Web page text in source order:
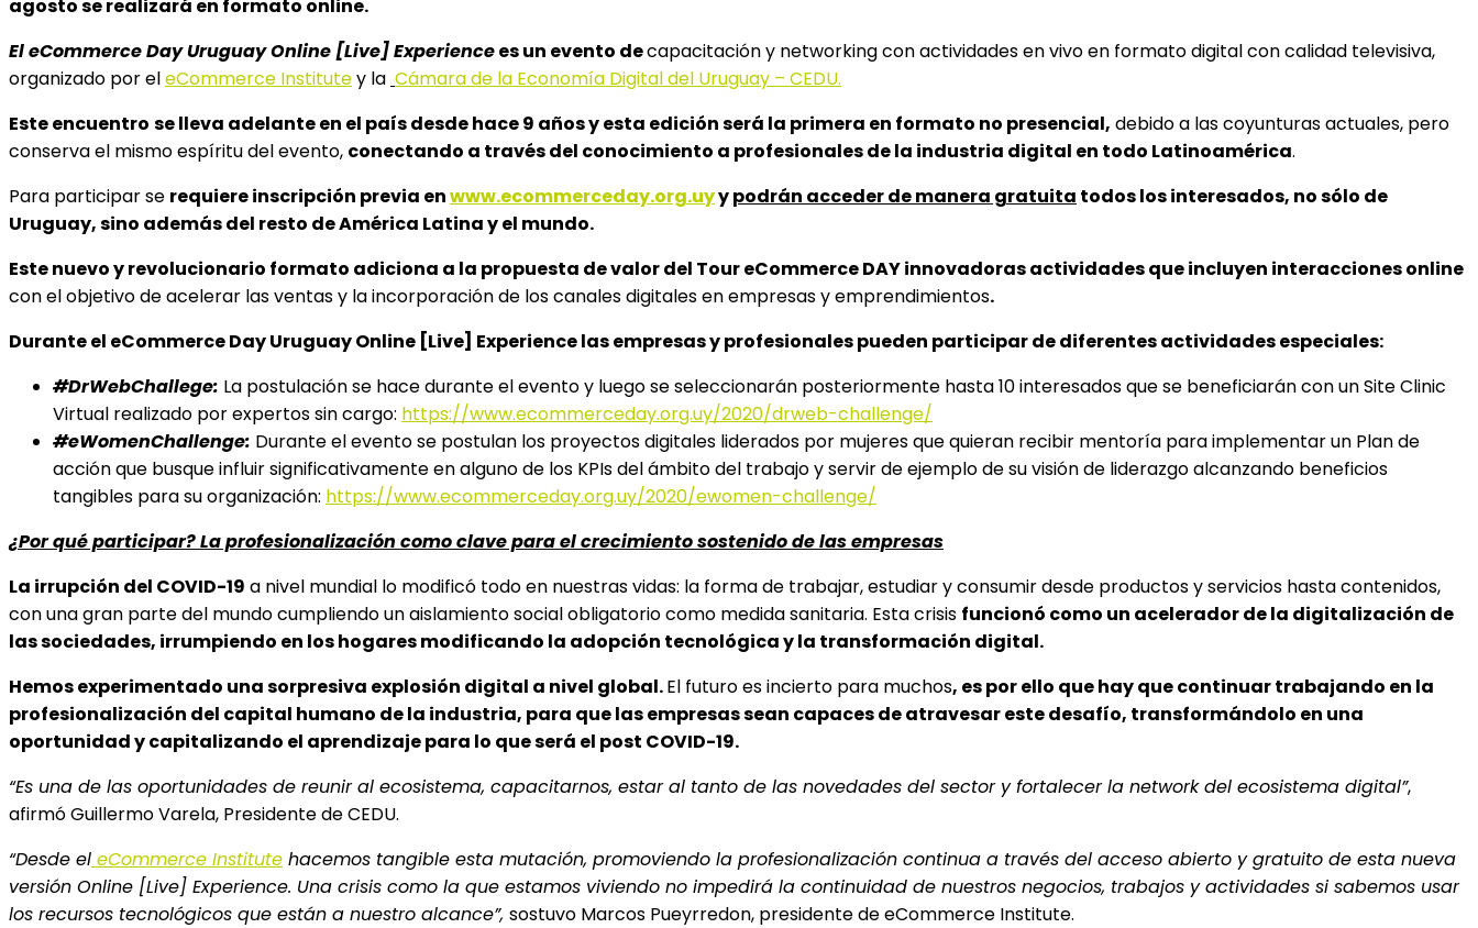
agosto se realizará en formato online.
El eCommerce Day Uruguay Online [Live] Experiencees un evento decapacitación y networking con actividades en vivo en formato digital con calidad televisiva,
organizado por eleCommerce Institutey la Cámara de la Economía Digital del Uruguay – CEDU.
Este encuentro se lleva adelante en el país desde hace 9 años y esta edición será la primera en formato no presencial, debido a las coyunturas actuales, pero
conserva el mismo espíritu del evento, conectando a través del conocimiento a profesionales de la industria digital en todo Latinoamérica.
Para participar se requiere inscripción previa enwww.ecommerceday.org.uyypodrán acceder de manera gratuita todos los interesados, no sólo de
Uruguay, sino además del resto de América Latina y el mundo.
Este nuevo y revolucionario formato adiciona a la propuesta de valor del Tour eCommerce DAY innovadoras actividades que incluyen interacciones online
con el objetivo de acelerar las ventas y la incorporación de los canales digitales en empresas y emprendimientos.
Durante el eCommerce Day Uruguay Online [Live] Experiencelas empresas y profesionales pueden participar de diferentes actividades especiales:
#DrWebChallege: La postulación se hace durante el evento y luego se seleccionarán posteriormente hasta 10 interesados que se beneficiarán con un Site Clinic
Virtual realizado por expertos sin cargo: https://www.ecommerceday.org.uy/2020/drweb-challenge/
#eWomenChallenge: Durante el evento se postulan los proyectos digitales liderados por mujeres que quieran recibir mentoría para implementar un Plan de
acción que busque influir significativamente en alguno de los KPIs del ámbito del trabajo y servir de ejemplo de su visión de liderazgo alcanzando beneficios
tangibles para su organización: https://www.ecommerceday.org.uy/2020/ewomen-challenge/
¿Por qué participar? La profesionalización como clave para el crecimiento sostenido de las empresas
La irrupción del COVID-19 a nivel mundial lo modificó todo en nuestras vidas: la forma de trabajar, estudiar y consumir desde productos y servicios hasta contenidos,
con una gran parte del mundo cumpliendo un aislamiento social obligatorio como medida sanitaria. Esta crisis funcionó como un acelerador de la digitalización de
las sociedades, irrumpiendo en los hogares modificando la adopción tecnológica y la transformación digital.
Hemos experimentado una sorpresiva explosión digital a nivel global.El futuro es incierto para muchos, es por ello que hay que continuar trabajando en la
profesionalización del capital humano de la industria, para que las empresas sean capaces de atravesar este desafío, transformándolo en una
oportunidad y capitalizando el aprendizaje para lo que será el post COVID-19.
“Es una de las oportunidades de reunir al ecosistema, capacitarnos, estar al tanto de las novedades del sector y fortalecer la network del ecosistema digital”,
afirmó Guillermo Varela, Presidente de CEDU.
“Desde el eCommerce Institute hacemos tangible esta mutación, promoviendo la profesionalización continua a través del acceso abierto y gratuito de esta nueva
versión Online [Live] Experience. Una crisis como la que estamos viviendo no impedirá la continuidad de nuestros negocios, trabajos y actividades si sabemos usar
los recursos tecnológicos que están a nuestro alcance”, sostuvo Marcos Pueyrredon, presidente de eCommerce Institute.